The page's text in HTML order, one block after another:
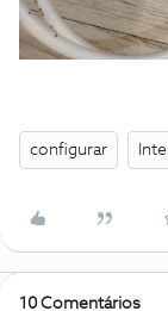
configurar
10 Comentários